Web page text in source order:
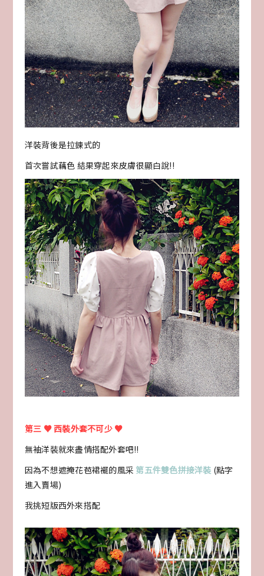
洋裝背後是拉鍊式的
首次嘗試藕色 結果穿起來皮膚很顯白說!!
第三 ♥ 西裝外套不可少 ♥
無袖洋裝就來盡情搭配外套吧!!
因為不想遮掩花苞裙襬的風采 第五件雙色拼接洋裝 (點字
進入賣場)
我挑短版西外來搭配